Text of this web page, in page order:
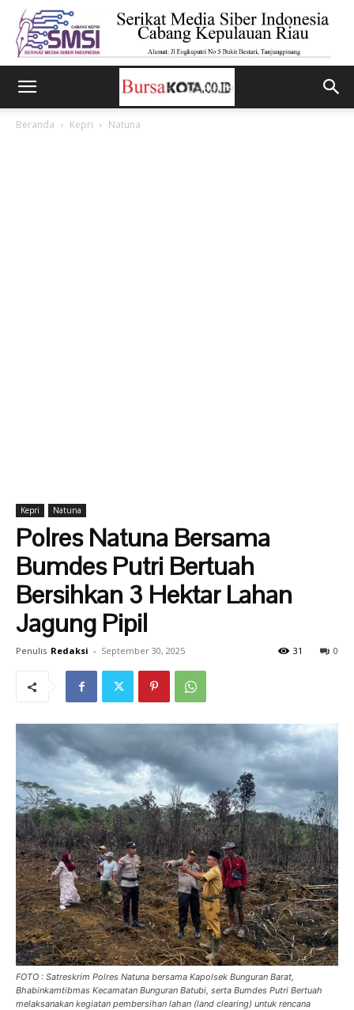
Beranda Kepri Natuna
Kepri Natuna
Polres Natuna Bersama
Bumdes Putri Bertuah
Bersihkan 3 Hektar Lahan
Jagung Pipil
Penulis Redaksi - September 30, 2025 0
31
FOTO : Satreskrim Polres Natuna bersama Kapolsek Bunguran Barat,
Bhabinkamtibmas Kecamatan Bunguran Batubi, serta Bumdes Putri Bertuah
melaksanakan kegiatan pembersihan lahan (land clearing) untuk rencana